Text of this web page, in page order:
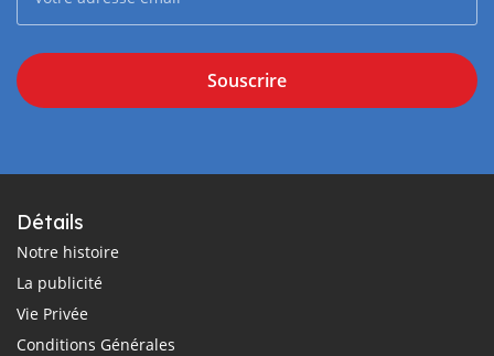
Souscrire
Détails
Notre histoire
La publicité
Vie Privée
Conditions Générales